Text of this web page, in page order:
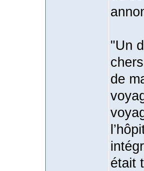
"Un
de
était